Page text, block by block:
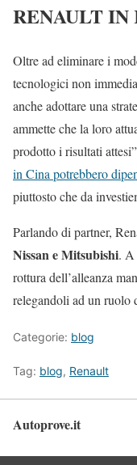
RENAULT
Oltre ad eliminare i
tecnologici non
anche adottare una
ammette che la loro
prodotto i risultati
in Cina potrebbero
piuttosto che da
Parlando di partner,
Nissan e Mitsubishi. A
rottura dell’alleanza
relegandoli ad un ruolo
Categorie: blog
Tag: blog, Renault
Autoprove.it